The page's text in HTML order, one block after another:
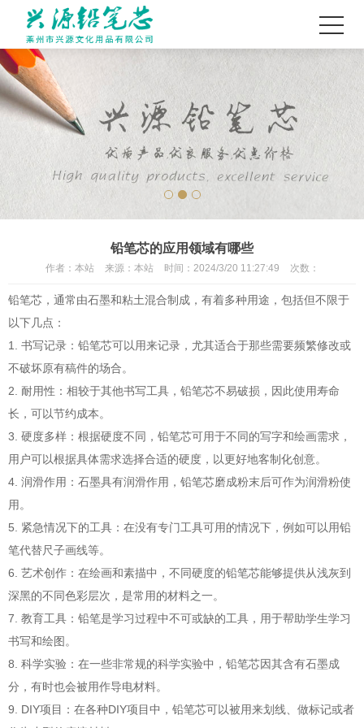
铅笔芯的应用领域有哪些
作者： 本站 来源： 本站 时间： 2024/3/20 11:27:49 次数：
铅笔芯，通常由石墨和粘土混合制成，有着多种用途，包括但不限于
以下几点：
1. 书写记录：铅笔芯可以用来记录，尤其适合于那些需要频繁修改或
不破坏原有稿件的场合。
2. 耐用性：相较于其他书写工具，铅笔芯不易破损，因此使用寿命
长，可以节约成本。
3. 硬度多样：根据硬度不同，铅笔芯可用于不同的写字和绘画需求，
用户可以根据具体需求选择合适的硬度，以更好地客制化创意。
4. 润滑作用：石墨具有润滑作用，铅笔芯磨成粉末后可作为润滑粉使
用。
5. 紧急情况下的工具：在没有专门工具可用的情况下，例如可以用铅
笔代替尺子画线等。
6. 艺术创作：在绘画和素描中，不同硬度的铅笔芯能够提供从浅灰到
深黑的不同色彩层次，是常用的材料之一。
7. 教育工具：铅笔是学习过程中不可或缺的工具，用于帮助学生学习
书写和绘图。
8. 科学实验：在一些非常规的科学实验中，铅笔芯因其含有石墨成
分，有时也会被用作导电材料。
9. DIY项目：在各种DIY项目中，铅笔芯可以被用来划线、做标记或者